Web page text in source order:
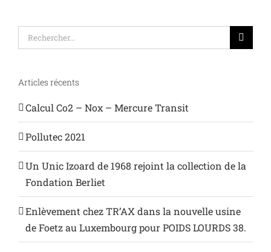
Rechercher:
Articles récents
Calcul Co2 – Nox – Mercure Transit
Pollutec 2021
Un Unic Izoard de 1968 rejoint la collection de la
Fondation Berliet
Enlèvement chez TR’AX dans la nouvelle usine
de Foetz au Luxembourg pour POIDS LOURDS 38.